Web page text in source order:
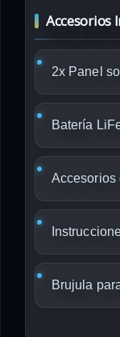
Accesorios
2x Panel
Batería
Accesorios
Brujula